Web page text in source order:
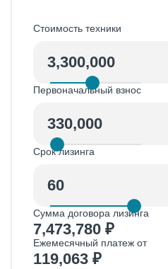
Стоимость техники
Первоначальный взнос
330,000
Срок лизинга
Сумма договора лизинга
7,473,780 ₽
Ежемесячный платеж от
119,063 ₽